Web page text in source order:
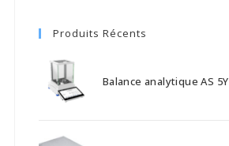
Produits Récents
Balance analytique AS 5Y